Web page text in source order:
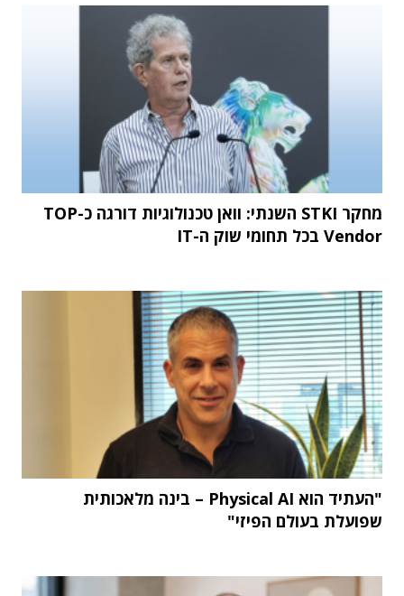
מחקר STKI השנתי: וואן טכנולוגיות דורגה כ-TOP
Vendor בכל תחומי שוק ה-IT
"העתיד הוא Physical AI – בינה מלאכותית
שפועלת בעולם הפיזי"